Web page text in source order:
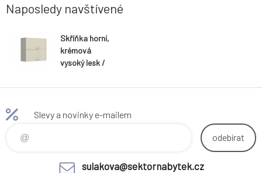
Naposledy navštívené
Skříňka horní,
krémová
vysoký lesk /
80 GU-72
Slevy a novinky e-mailem
odebírat
sulakova@sektornabytek.cz